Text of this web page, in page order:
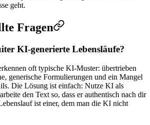
geht.
Fragen
KI-generierte Lebensläufe?
oft typische KI-Muster: übertrieben
generische Formulierungen und ein Mangel
Die Lösung ist einfach: Nutze KI als
den Text so, dass er authentisch nach dir
ist einer, dem man die KI nicht